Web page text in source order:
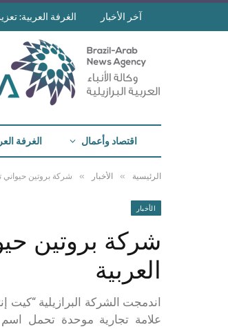
آخر الأخبار الغرفة العربية:
اقتصاد وأعمال الغرفة
الرئيسية » الأخبار » شركة بروتين حيواني
الأخبار
شركة بروتين
العربية